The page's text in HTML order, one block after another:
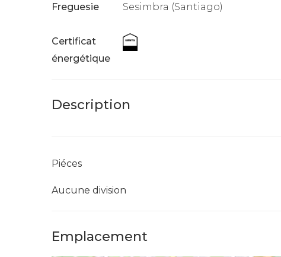
Freguesie
Sesimbra (Santiago)
Certificat
énergétique
Description
Piéces
Aucune division
Emplacement